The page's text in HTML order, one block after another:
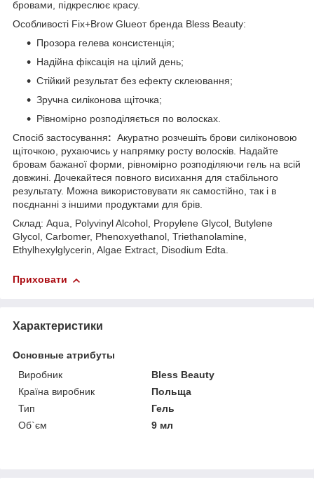
бровами, підкреслює красу.
Особливості Fix+Brow Glueот бренда Bless Beauty:
Прозора гелева консистенція;
Надійна фіксація на цілий день;
Стійкий результат без ефекту склеювання;
Зручна силіконова щіточка;
Рівномірно розподіляється по волосках.
Спосіб застосування: Акуратно розчешіть брови силіконовою
щіточкою, рухаючись у напрямку росту волосків. Надайте
бровам бажаної форми, рівномірно розподіляючи гель на всій
довжині. Дочекайтеся повного висихання для стабільного
результату. Можна використовувати як самостійно, так і в
поєднанні з іншими продуктами для брів.
Склад: Aqua, Polyvinyl Alcohol, Propylene Glycol, Butylene
Glycol, Carbomer, Phenoxyethanol, Triethanolamine,
Ethylhexylglycerin, Algae Extract, Disodium Edta.
Приховати
Характеристики
Основные атрибуты
Виробник
Bless Beauty
Країна виробник
Польща
Тип
Гель
Об`єм
9 мл